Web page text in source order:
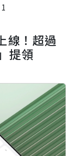
線！超過
提領